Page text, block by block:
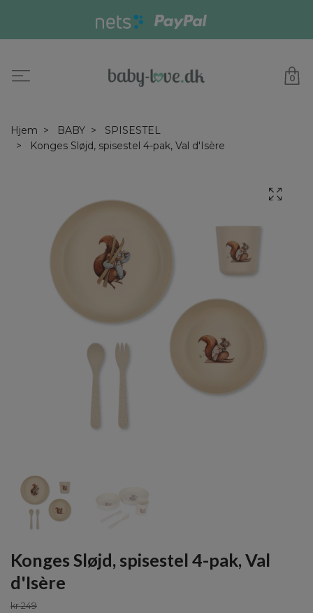
0
Hjem BABY
SPISESTEL
Konges Sløjd, spisestel 4-pak, Val d'Isère
Konges Sløjd, spisestel 4-pak, Val
d'Isère
kr 249